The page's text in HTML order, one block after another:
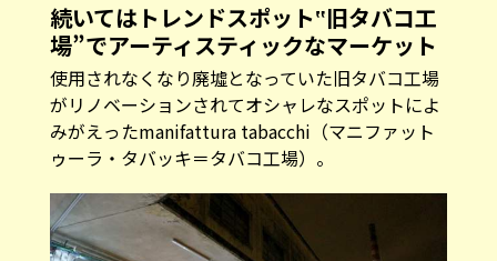
続いてはトレンドスポット‟旧タバコ工
場”でアーティスティックなマーケット
使用されなくなり廃墟となっていた旧タバコ工場
がリノベーションされてオシャレなスポットによ
みがえったmanifattura tabacchi（マニファット
ゥーラ・タバッキ＝タバコ工場）。